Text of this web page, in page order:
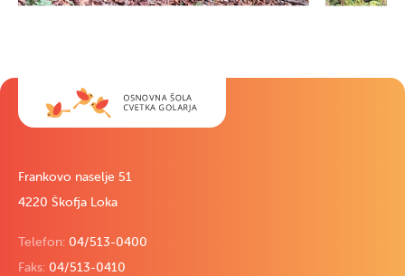
Frankovo naselje 51
4220 Škofja Loka
Telefon: 04/513-0400
Faks: 04/513-0410